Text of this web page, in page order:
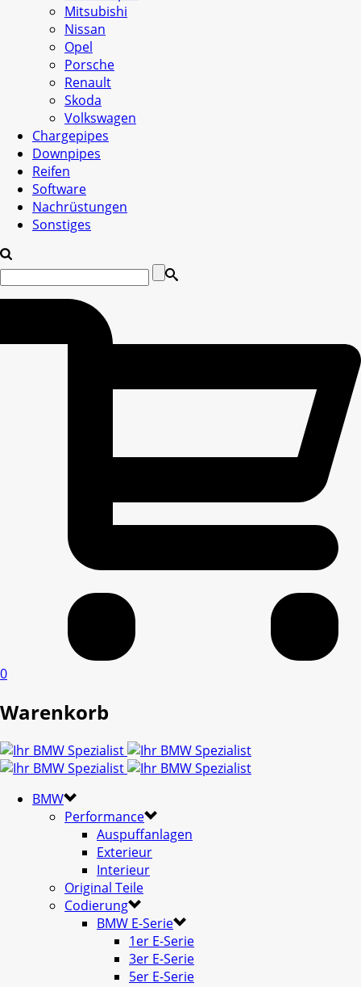
Mitsubishi
Nissan
Opel
Porsche
Renault
Skoda
Volkswagen
Chargepipes
Downpipes
Reifen
Software
Nachrüstungen
Sonstiges
0
Warenkorb
BMW
Performance
Auspuffanlagen
Exterieur
Interieur
Original Teile
Codierung
BMW E-Serie
1er E-Serie
3er E-Serie
5er E-Serie